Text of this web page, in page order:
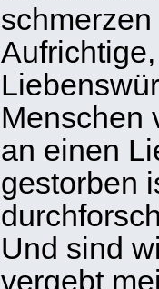
Menschen
an einen
gestorben
Und sind
vergebt